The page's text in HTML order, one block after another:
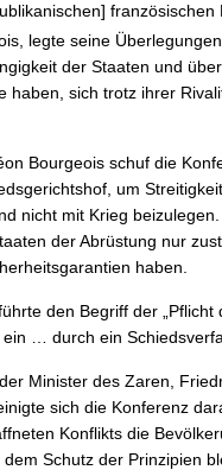
französischen
legte seine Überlegungen
der Staaten und
haben, sich trotz ihrer
Bourgeois schuf die
um
nicht mit Krieg
der Abrüstung nur
haben.
den Begriff der „Pflicht
ein … durch ein
Minister des Zaren,
sich die Konferenz
Konflikts die
Schutz der Prinzipien